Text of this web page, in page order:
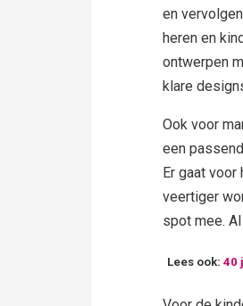
en
heren en
ontwerpen
klare
Ook voor
een
Er gaat
veertiger
spot mee.
Lees ook:40